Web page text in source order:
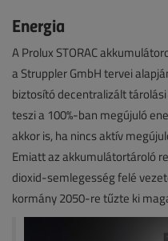
Energia
A Prolux STORAC
a Struppler GmbH tervei
biztosító decentralizált
teszi a 100%-ban megújuló
akkor is, ha nincs aktív
Emiatt az akkumulátortároló
dioxid-semlegesség felé
kormány 2050-re tűzte ki